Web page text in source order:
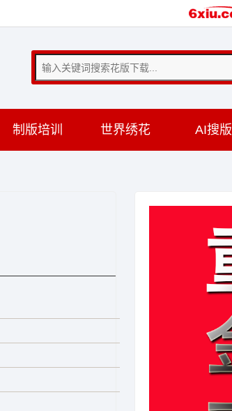
制版培训 世界绣花 AI搜版